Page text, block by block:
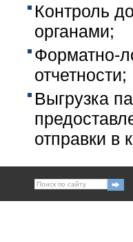
Контроль
органами;
Форматно-
отчетности;
Выгрузка
отправки в